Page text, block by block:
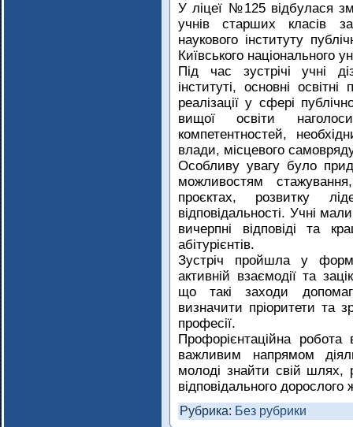
У ліцеї №125 відбулася
учнів старших класів
наукового інституту
Київського національного
Під час зустрічі учні
інституті, основні
реалізації у сфері
вищої освіти
компетентностей,
влади, місцевого
Особливу увагу було
можливостям
проєктах, розвитку
відповідальності. Учні
вичерпні відповіді та
абітурієнтів.
Зустріч пройшла у
активній взаємодії та
що такі заходи
визначити пріоритети та
професії.
Профорієнтаційна
важливим напрямом
молоді знайти свій шлях,
відповідального
Рубрика: Без рубрики